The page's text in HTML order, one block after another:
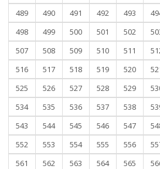
489
490 491 492 493
498
499 500 501 502
507
508 509 510 511
516
517 518 519 520
525
526 527 528 529
534
535 536 537 538
543
544 545 546 547
552
553 554 555 556
561
562 563 564 565